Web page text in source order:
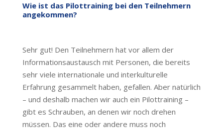
Wie ist das Pilottraining bei den Teilnehmern
angekommen?
Sehr gut! Den Teilnehmern hat vor allem der
Informationsaustausch mit Personen, die bereits
sehr viele internationale und interkulturelle
Erfahrung gesammelt haben, gefallen. Aber natürlich
– und deshalb machen wir auch ein Pilottraining –
gibt es Schrauben, an denen wir noch drehen
müssen. Das eine oder andere muss noch